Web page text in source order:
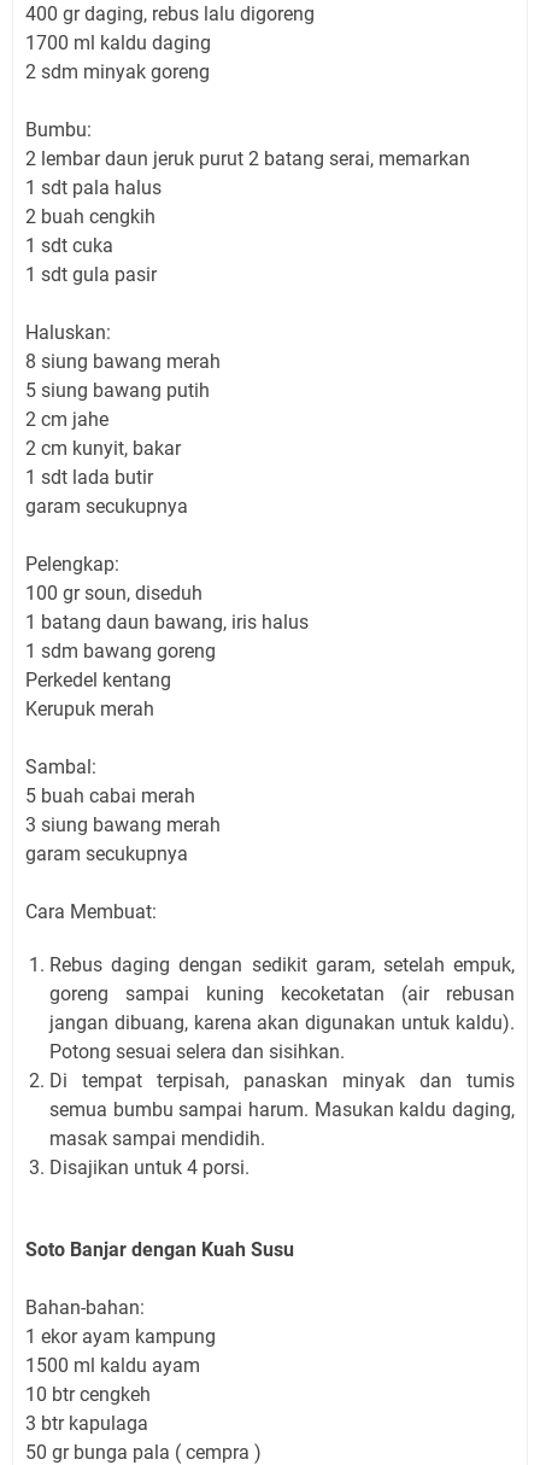
400 gr daging, rebus lalu digoreng
1700 ml kaldu daging
2 sdm minyak goreng
Bumbu:
2 lembar daun jeruk purut 2 batang serai, memarkan
1 sdt pala halus
2 buah cengkih
1 sdt cuka
1 sdt gula pasir
Haluskan:
8 siung bawang merah
5 siung bawang putih
2 cm jahe
2 cm kunyit, bakar
1 sdt lada butir
garam secukupnya
Pelengkap:
100 gr soun, diseduh
1 batang daun bawang, iris halus
1 sdm bawang goreng
Perkedel kentang
Kerupuk merah
Sambal:
5 buah cabai merah
3 siung bawang merah
garam secukupnya
Cara Membuat:
Rebus daging dengan sedikit garam, setelah empuk,
goreng sampai kuning kecoketatan (air rebusan
jangan dibuang, karena akan digunakan untuk kaldu).
Potong sesuai selera dan sisihkan.
Di tempat terpisah, panaskan minyak dan tumis
semua bumbu sampai harum. Masukan kaldu daging,
masak sampai mendidih.
Disajikan untuk 4 porsi.
Soto Banjar dengan Kuah Susu
Bahan-bahan:
1 ekor ayam kampung
1500 ml kaldu ayam
10 btr cengkeh
3 btr kapulaga
50 gr bunga pala ( cempra )